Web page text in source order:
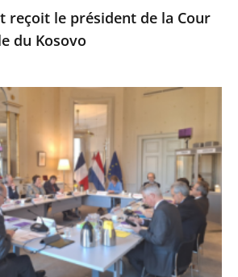
reçoit le président de la Cour
du Kosovo